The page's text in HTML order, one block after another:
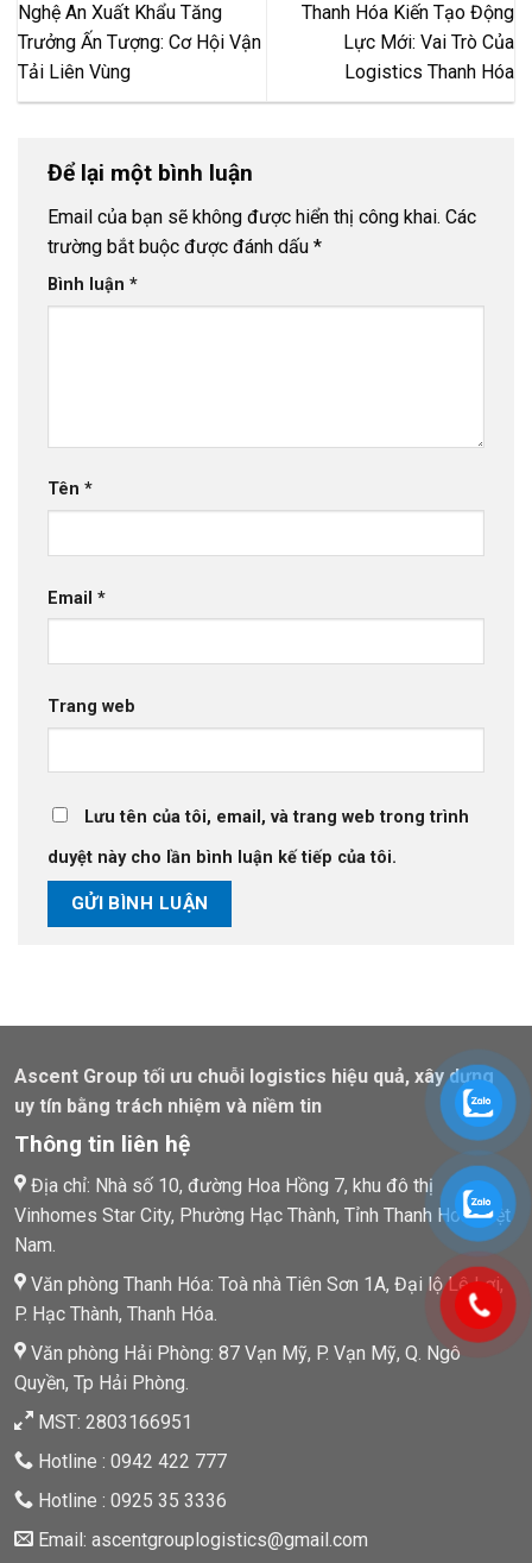
Nghệ An Xuất Khẩu Tăng
Trưởng Ấn Tượng: Cơ Hội Vận
Tải Liên Vùng
Thanh Hóa Kiến Tạo Động
Lực Mới: Vai Trò Của
Logistics Thanh Hóa
Để lại một bình luận
Email của bạn sẽ không được hiển thị công khai. Các
trường bắt buộc được đánh dấu *
Bình luận *
Tên *
Email *
Trang web
Lưu tên của tôi, email, và trang web trong trình
duyệt này cho lần bình luận kế tiếp của tôi.
Ascent Group tối ưu chuỗi logistics hiệu quả, xây dựng
uy tín bằng trách nhiệm và niềm tin
Thông tin liên hệ
Địa chỉ: Nhà số 10, đường Hoa Hồng 7, khu đô thị
Vinhomes Star City, Phường Hạc Thành, Tỉnh Thanh Hoá, Việt
Nam.
Văn phòng Thanh Hóa: Toà nhà Tiên Sơn 1A, Đại lộ Lê Lợi,
P. Hạc Thành, Thanh Hóa.
Văn phòng Hải Phòng: 87 Vạn Mỹ, P. Vạn Mỹ, Q. Ngô
Quyền, Tp Hải Phòng.
MST: 2803166951
Hotline : 0942 422 777
Hotline : 0925 35 3336
Email: ascentgrouplogistics@gmail.com